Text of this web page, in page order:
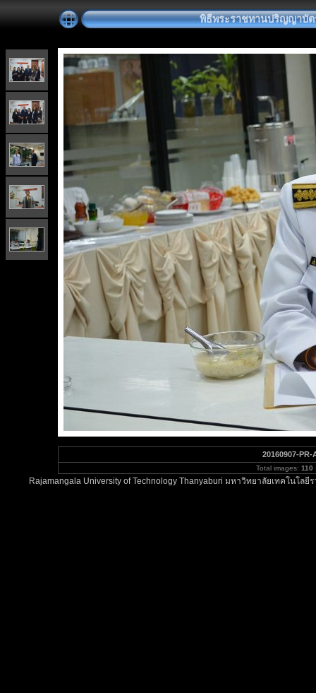
พิธีพระราชทานปริญญาบัต
20160907-PR-
Total images: 110
Rajamangala University of Technology Thanyaburi มหาวิทยาลัยเทคโนโ